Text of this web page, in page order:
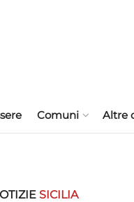
Comuni Altre
SICILIA